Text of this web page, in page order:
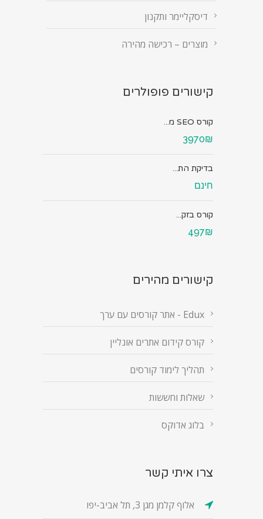
דיסקליימר ותקנון
מוצרים – רכישה מהירה
קישורים פופולרים
קורס SEO מ...
3970₪
בדיקת הת...
חינם
קורס בזק...
497₪
קישורים מהירים
Edux - אתר קורסים עם ערך
קורס קידום אתרים אונליין
תהליך לימוד קורסים
שאלות וחששות
בלוג אדוקס
צרו איתי קשר
אלוף קלמן מגן 3, תל אביב-יפו